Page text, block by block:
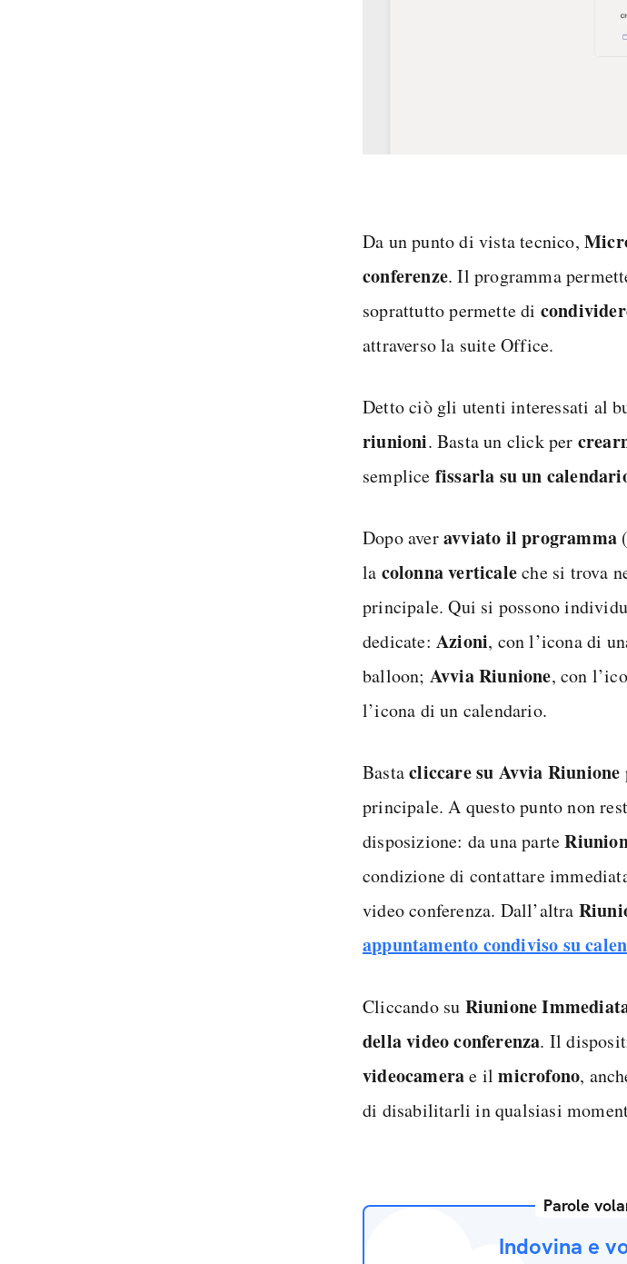
Da un punto di vista tecnico,
conferenze. Il programma
soprattutto permette di
attraverso la suite Office.
Detto ciò gli utenti interessati al
riunioni. Basta un click per
semplice fissarla su un
Dopo averavviato il programma
la colonna verticaleche si trova
principale. Qui si possono
dedicate: Azioni, con l’icona di
balloon; Avvia Riunione, con
l’icona di un calendario.
Bastacliccare su Avvia Riunione
principale. A questo punto non
disposizione: da una parte
condizione di contattare
video conferenza. Dall’altra
appuntamento condiviso su
Cliccando su Riunione
della video conferenza. Il
videocamerae ilmicrofono,
di disabilitarli in qualsiasi
Parole
Indovina e